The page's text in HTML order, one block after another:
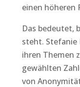
einen höheren
Das bedeutet,
steht.
ihren Themen
gewählten
von